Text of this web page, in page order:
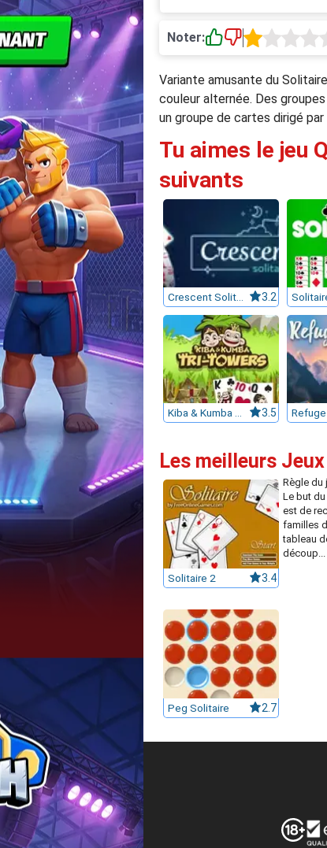
Noter:
Variante amusante du
couleur alternée. Des
un groupe de cartes dirigé
Tu aimes le jeu
suivants
Crescent Solitaire 3.2
Kiba & Kumba Tri Towers Solitaire 3.5
Les meilleurs
Solitaire 2 3.4
Règle du
Le but
est de
familles
tableau
découp...
Peg Solitaire 2.7